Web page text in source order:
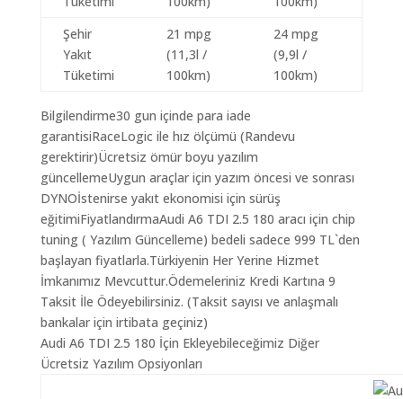
Şehir
Yakıt
Tüketimi
21 mpg
(11,3l /
100km)
24 mpg
(9,9l /
100km)
Bilgilendirme30 gun içinde para iade
garantisiRaceLogic ile hız ölçümü (Randevu
gerektirir)Ücretsiz ömür boyu yazılım
güncellemeUygun araçlar için yazım öncesi ve sonrası
DYNOİstenirse yakıt ekonomisi için sürüş
eğitimiFiyatlandırmaAudi A6 TDI 2.5 180 aracı için chip
tuning ( Yazılım Güncelleme) bedeli sadece 999 TL`den
başlayan fiyatlarla.Türkiyenin Her Yerine Hizmet
İmkanımız Mevcuttur.Ödemeleriniz Kredi Kartına 9
Taksit İle Ödeyebilirsiniz. (Taksit sayısı ve anlaşmalı
bankalar için irtibata geçiniz)
Audi A6 TDI 2.5 180 İçin Ekleyebileceğimiz Diğer
Ücretsiz Yazılım Opsiyonları